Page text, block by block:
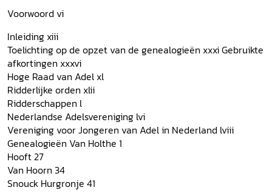
Voorwoord vi
Inleiding xiii
Toelichting op de opzet van de genealogieën xxxi Gebruikte
afkortingen xxxvi
Hoge Raad van Adel xl
Ridderlijke orden xlii
Ridderschappen l
Nederlandse Adelsvereniging lvi
Vereniging voor Jongeren van Adel in Nederland lviii
Genealogieën Van Holthe 1
Hooft 27
Van Hoorn 34
Snouck Hurgronje 41